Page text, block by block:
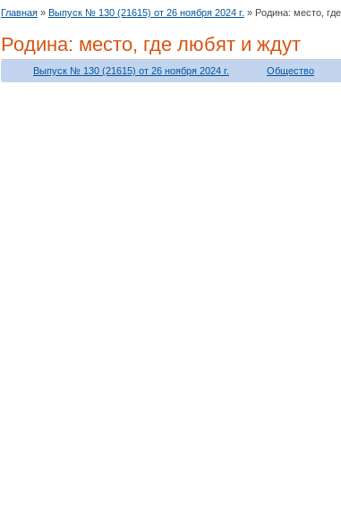
Главная » Выпуск № 130 (21615) от 26 ноября 2024 г. » Родина: место,
Родина: место, где любят и ждут
Выпуск № 130 (21615) от 26 ноября 2024 г. Общество